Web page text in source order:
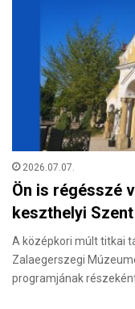
2026.07.07.
Ön is régésszé
keszthelyi
A középkori múlt titkai
Zalaegerszegi
programjának